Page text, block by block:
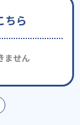
ちら
ません